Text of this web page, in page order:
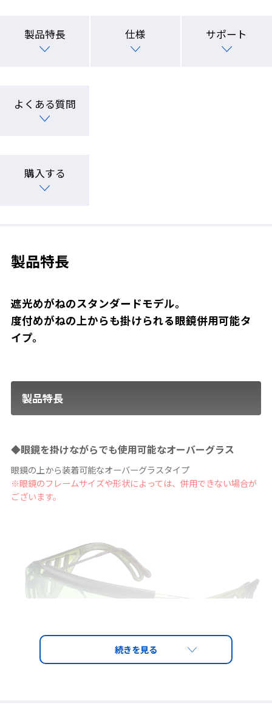
製品特長 仕様 サポート
よくある質問
購入する
製品特長
遮光めがねのスタンダードモデル。
度付めがねの上からも掛けられる眼鏡併用可能タ
イプ。
製品特長
◆眼鏡を掛けながらでも使用可能なオーバーグラス
眼鏡の上から装着可能なオーバーグラスタイプ
※眼鏡のフレームサイズや形状によっては、併用できない場合が
ございます。